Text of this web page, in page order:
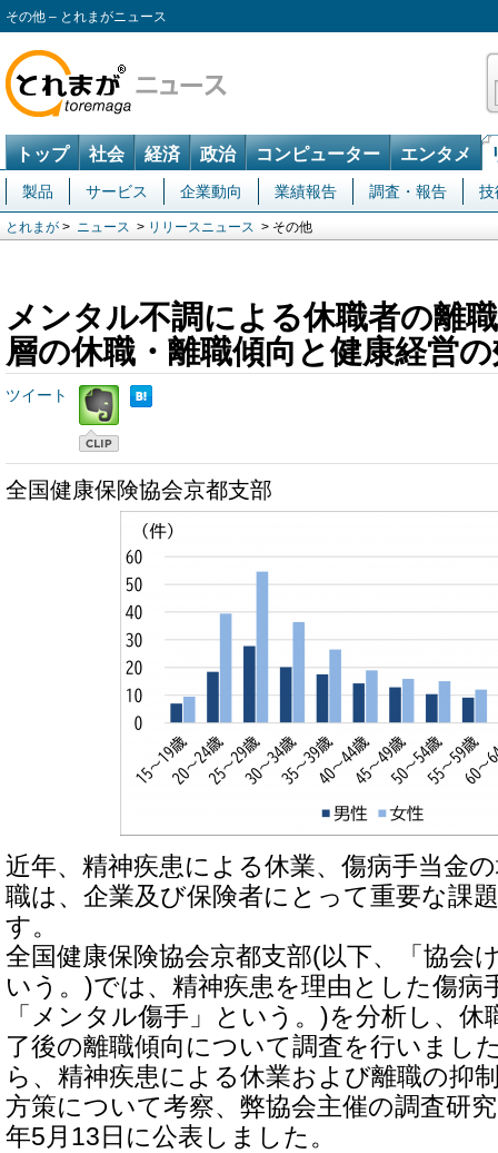
その他 – とれまがニュース
トップ 社会 経済 政治 コンピューター エンタメ
製品 サービス 企業動向 業績報告 調査・報告 技
とれまが > ニュース > リリースニュース > その他
メンタル不調による休職者の離
層の休職・離職傾向と健康経営
ツイート
全国健康保険協会京都支部
近年、精神疾患による休業、傷病手当金
職は、企業及び保険者にとって重要な課
す。
全国健康保険協会京都支部(以下、「協会
いう。)では、精神疾患を理由とした傷
「メンタル傷手」という。)を分析し、休
了後の離職傾向について調査を行いまし
ら、精神疾患による休業および離職の抑
方策について考察、弊協会主催の調査研
年5月13日に公表しました。